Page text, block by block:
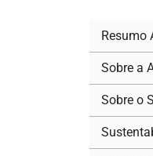
Resumo
Sobre a
Sobre o